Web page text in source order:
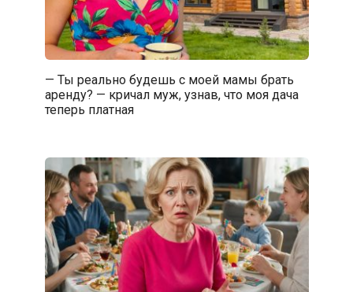
— Ты реально будешь с моей мамы брать
аренду? — кричал муж, узнав, что моя дача
теперь платная